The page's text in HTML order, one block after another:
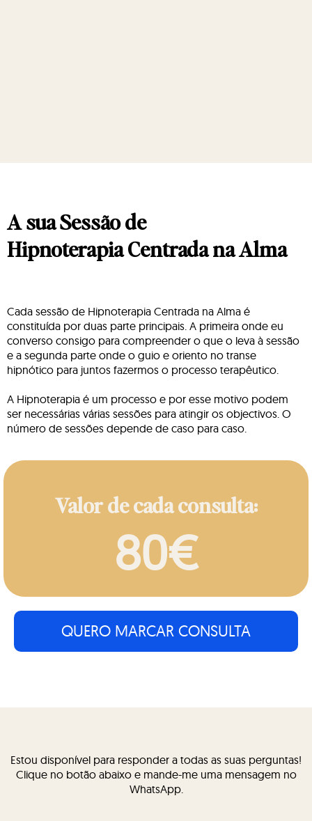
A sua Sessão de
Hipnoterapia Centrada na Alma
Cada sessão de Hipnoterapia Centrada na Alma é
constituída por duas parte principais. A primeira onde eu
converso consigo para compreender o que o leva à sessão
e a segunda parte onde o guio e oriento no transe
hipnótico para juntos fazermos o processo terapêutico.
A Hipnoterapia é um processo e por esse motivo podem
ser necessárias várias sessões para atingir os objectivos. O
número de sessões depende de caso para caso.
Valor de cada consulta:
80€
QUERO MARCAR CONSULTA
Estou disponível para responder a todas as suas perguntas!
Clique no botão abaixo e mande-me uma mensagem no
WhatsApp.